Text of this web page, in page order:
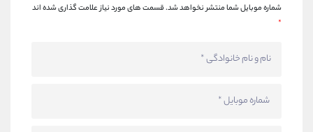
شماره موبایل شما منتشر نخواهد شد.قسمت های مورد نیاز علامت گذاری شده اند
*